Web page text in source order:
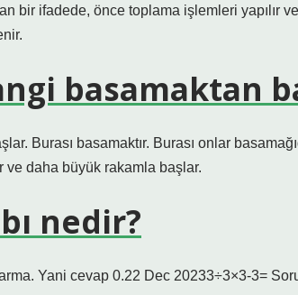
bir ifadede, önce toplama işlemleri yapılır
basamaktan
Burası basamaktır. Burası onlar
ve daha büyük rakamla başlar.
nedir?
Yani cevap 0.22 Dec 20233÷3×3-3=